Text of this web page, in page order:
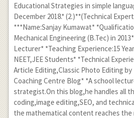
Educational Strategies in simple
December 2018.* (2.)**(Technical
***Name:Sanjay Kumawat*
Mechanical Engineering (B.Tec) in
Lecturer* *Teaching Experience:15
NEET,JEE Students* *Technical
Article Editing,Classic Photo Editing by
Coaching Centre Blog* *A school
strategist.On this blog,he handles all
coding,image editing,SEO, and
the mathematical content reaches the